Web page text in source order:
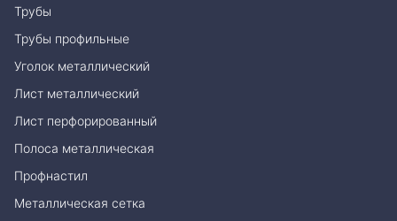
Трубы
Трубы профильные
Уголок металлический
Лист металлический
Лист перфорированный
Полоса металлическая
Профнастил
Металлическая сетка